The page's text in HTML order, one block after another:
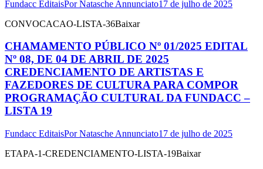
Fundacc EditaisPorNatasche Annunciato17 de julho de 2025
CONVOCACAO-LISTA-36Baixar
CHAMAMENTO PÚBLICO Nº 01/2025 EDITAL
Nº 08, DE 04 DE ABRIL DE 2025
CREDENCIAMENTO DE ARTISTAS E
FAZEDORES DE CULTURA PARA COMPOR
PROGRAMAÇÃO CULTURAL DA FUNDACC –
LISTA 19
Fundacc EditaisPorNatasche Annunciato17 de julho de 2025
ETAPA-1-CREDENCIAMENTO-LISTA-19Baixar